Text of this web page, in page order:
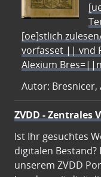
[oe]stlich
vorfasset || vnd
Alexium
Autor: Bresnicer,
ZVDD - Zentrales
Ist Ihr gesuchtes
digitalen
unserem ZVDD